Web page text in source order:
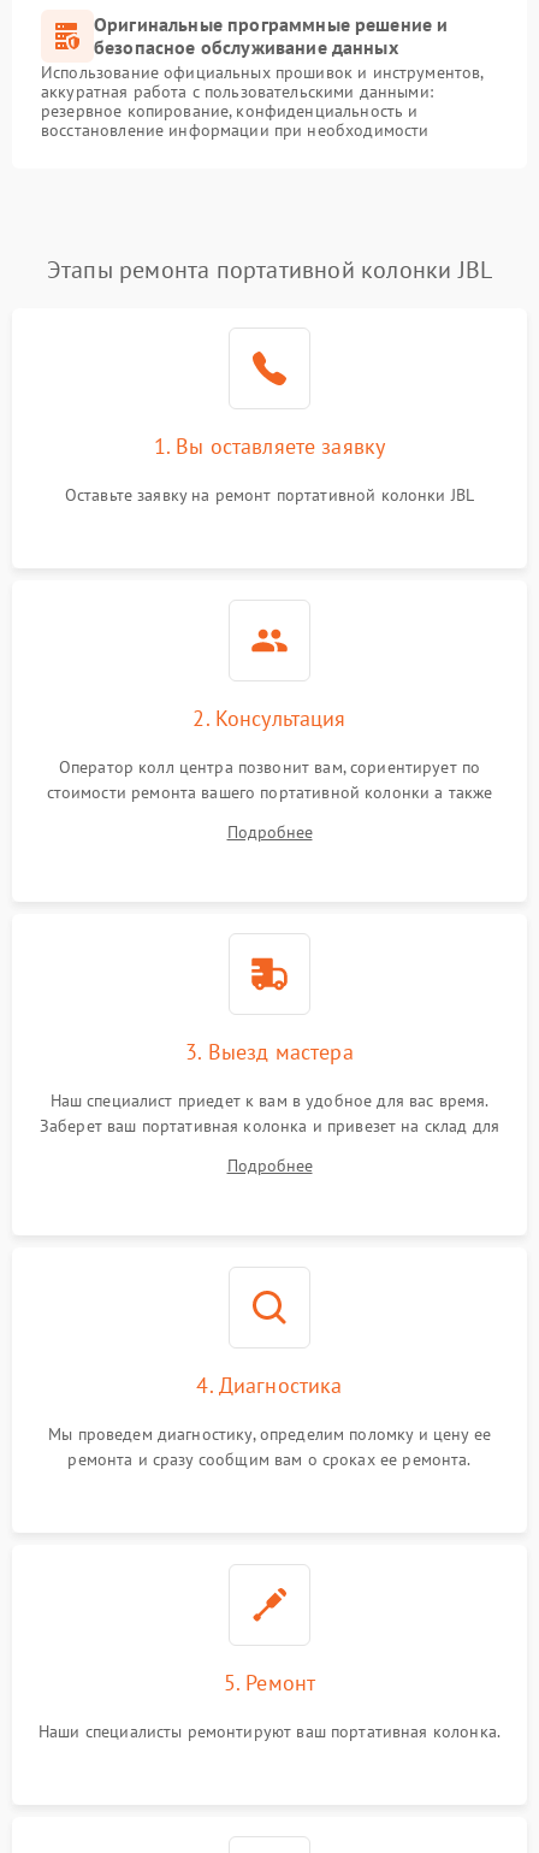
Оригинальные программные решение и
безопасное обслуживание данных
Использование официальных прошивок и инструментов,
аккуратная работа с пользовательскими данными:
резервное копирование, конфиденциальность и
восстановление информации при необходимости
Этапы ремонта портативной колонки JBL
1. Вы оставляете заявку
Оставьте заявку на ремонт портативной колонки JBL
2. Консультация
Оператор колл центра позвонит вам, сориентирует по
стоимости ремонта вашего портативной колонки а также
Подробнее
3. Выезд мастера
Наш специалист приедет к вам в удобное для вас время.
Заберет ваш портативная колонка и привезет на склад для
Подробнее
4. Диагностика
Мы проведем диагностику, определим поломку и цену ее
ремонта и сразу сообщим вам о сроках ее ремонта.
5. Ремонт
Наши специалисты ремонтируют ваш портативная колонка.